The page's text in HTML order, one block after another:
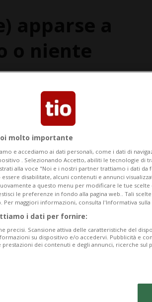
molto importante
e accediamo ai dati personali, come i dati di
. Selezionando Accetto, abiliti le tecnologie di
alla voce "Noi e i nostri partner trattiamo i dati da
disabilitate, alcuni contenuti e annunci
a questo menu per modificare le tue
le preferenze in fondo alla pagina web.. Tali
Per maggiori informazioni, consulta l'Informativa sulla
i dati per fornire:
precisi. Scansione attiva delle caratteristiche del
su dispositivo e/o accedervi. Pubblicità e
dei contenuti e degli annunci, ricerche sul